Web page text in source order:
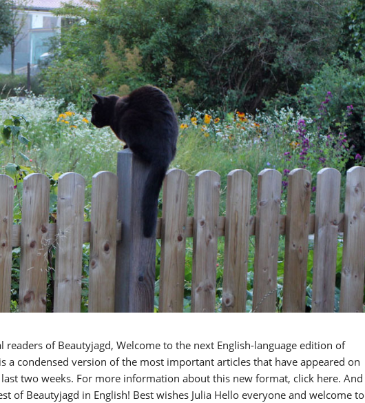
readers of Beautyjagd, Welcome to the next English-language edition of
a condensed version of the most important articles that have appeared on
two weeks. For more information about this new format, click here. And
of Beautyjagd in English! Best wishes Julia Hello everyone and welcome to